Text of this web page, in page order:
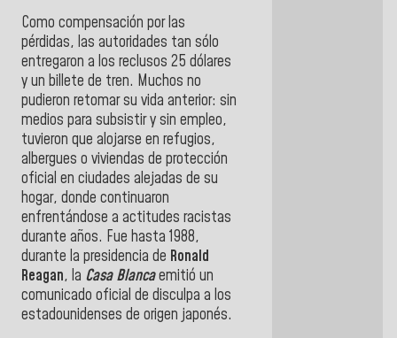
Como compensación por las
pérdidas, las autoridades tan sólo
entregaron a los reclusos 25 dólares
y un billete de tren. Muchos no
pudieron retomar su vida anterior: sin
medios para subsistir y sin empleo,
tuvieron que alojarse en refugios,
albergues o viviendas de protección
oficial en ciudades alejadas de su
hogar, donde continuaron
enfrentándose a actitudes racistas
durante años. Fue hasta 1988,
durante la presidencia de Ronald
Reagan, la Casa Blancaemitió un
comunicado oficial de disculpa a los
estadounidenses de origen japonés.